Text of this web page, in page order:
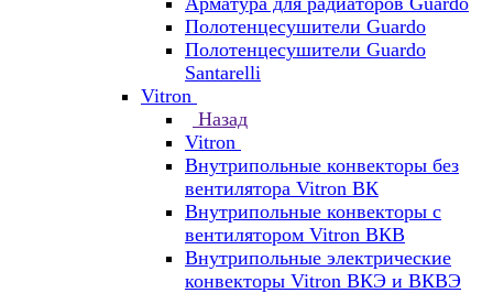
Полотенцесушители Guardo
Полотенцесушители Guardo
Santarelli
Vitron
Назад
Vitron
Внутрипольные конвекторы без
вентилятора Vitron ВК
Внутрипольные конвекторы с
вентилятором Vitron ВКВ
Внутрипольные электрические
конвекторы Vitron ВКЭ и ВКВЭ